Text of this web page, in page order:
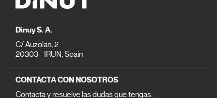
Dinuy S. A.
C/ Auzolan, 2
20303 - IRUN, Spain
CONTACTA CON NOSOTROS
Contacta y resuelve las dudas que tengas.